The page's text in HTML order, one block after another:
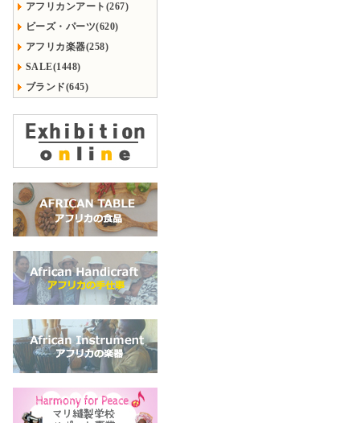
アフリカンアート(267)
ビーズ・パーツ(620)
アフリカ楽器(258)
SALE(1448)
ブランド(645)